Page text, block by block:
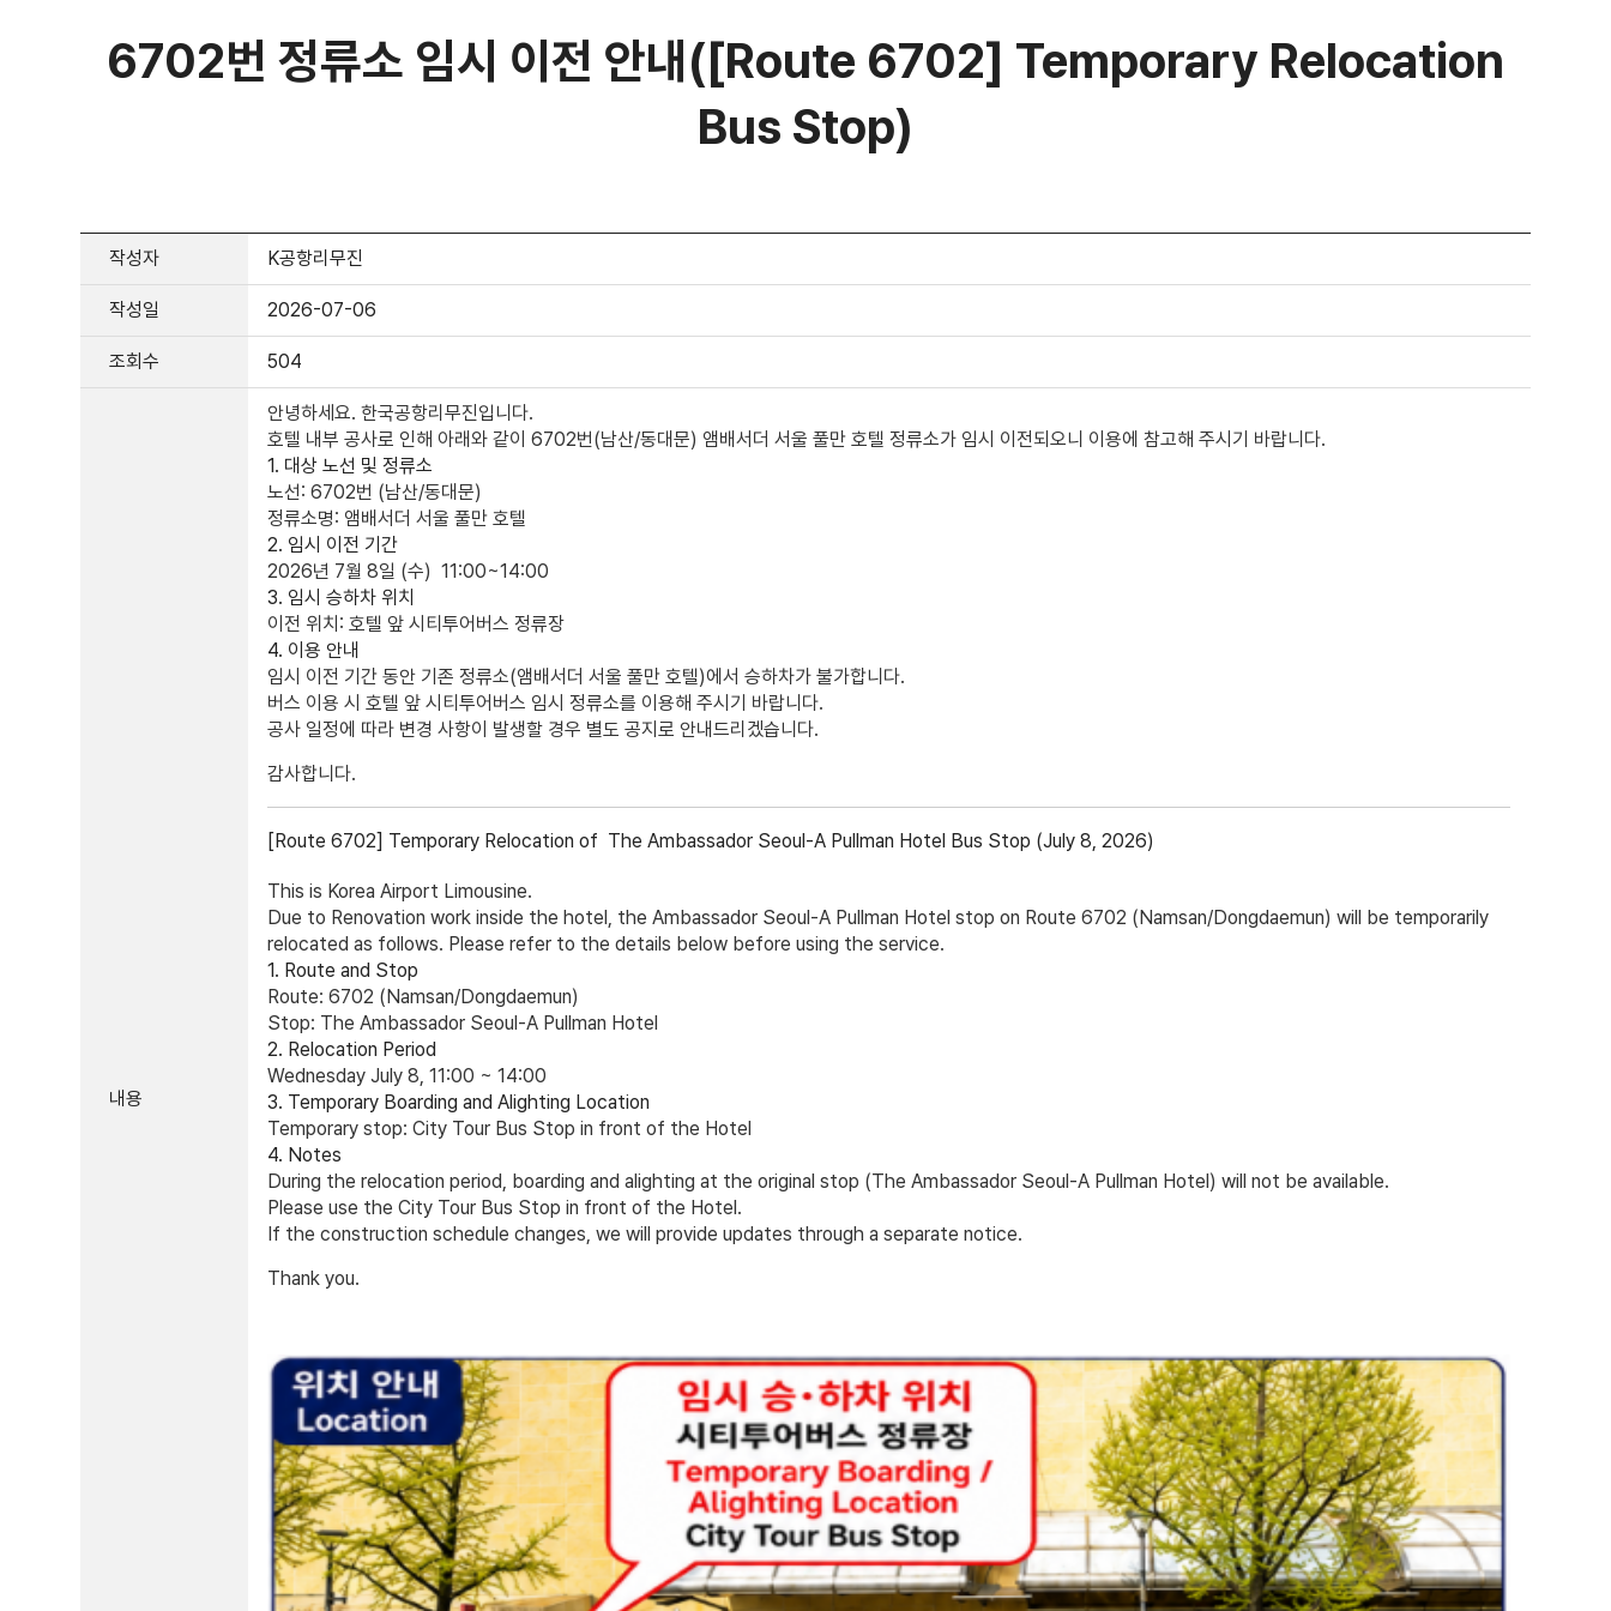
6702번 정류소 임시 이전 안내([Route 6702] Temporary Relocation
Bus Stop)
작성자 K공항리무진
작성일 2026-07-06
조회수 504
내용
안녕하세요. 한국공항리무진입니다.
호텔 내부 공사로 인해 아래와 같이6702번(남산/동대문) 앰배서더 서울 풀만 호텔 정류소가 임시 이전되오니 이용에 참고해 주시기 바랍니다.
1. 대상 노선 및 정류소
노선:6702번 (남산/동대문)
정류소명: 앰배서더 서울 풀만 호텔
2. 임시 이전 기간
2026년 7월 8일 (수) 11:00~14:00
3. 임시 승하차 위치
이전 위치:호텔 앞 시티투어버스 정류장
4. 이용 안내
임시 이전 기간 동안 기존 정류소(앰배서더 서울 풀만 호텔)에서 승하차가 불가합니다.
버스 이용 시호텔 앞 시티투어버스 임시 정류소를 이용해 주시기 바랍니다.
공사 일정에 따라 변경 사항이 발생할 경우 별도 공지로 안내드리겠습니다.
감사합니다.
[Route 6702] Temporary Relocation of The Ambassador Seoul-A Pullman Hotel Bus Stop (July 8, 2026)
This is Korea Airport Limousine.
Due to Renovation work inside the hotel, theAmbassador Seoul-A Pullman Hotel stop on Route 6702 (Namsan/Dongdaemun) will be temporarily
relocated as follows. Please refer to the details below before using the service.
1. Route and Stop
Route:6702 (Namsan/Dongdaemun)
Stop: The Ambassador Seoul-A Pullman Hotel
2. Relocation Period
Wednesday July 8, 11:00 ~ 14:00
3. Temporary Boarding and Alighting Location
Temporary stop:City Tour Bus Stop in front of the Hotel
4. Notes
During the relocation period, boarding and alighting at the original stop (The Ambassador Seoul-A Pullman Hotel) will not be available.
Please use theCity Tour Bus Stop in front of the Hotel.
If the construction schedule changes, we will provide updates through a separate notice.
Thank you.